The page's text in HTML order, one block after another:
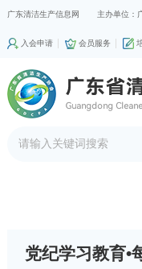
广东清洁生产信息网 主办单位：
入会申请 会员服务
党纪学习教育•